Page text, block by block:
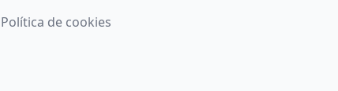
Política de cookies